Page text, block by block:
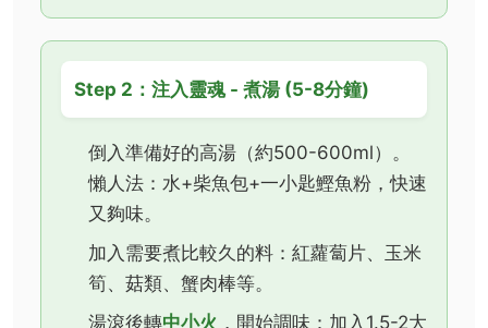
Step 2：注入靈魂 - 煮湯 (5-8分鐘)
倒入準備好的高湯（約500-600ml）。
懶人法：水+柴魚包+一小匙鰹魚粉，快速
又夠味。
加入需要煮比較久的料：紅蘿蔔片、玉米
筍、菇類、蟹肉棒等。
湯滾後轉中小火 ，開始調味：加入1.5-2大